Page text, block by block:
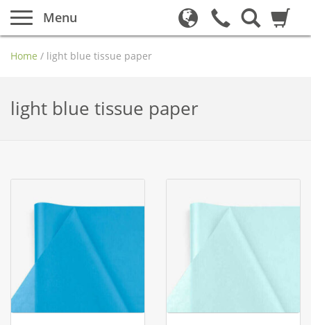
Menu
Home / light blue tissue paper
light blue tissue paper